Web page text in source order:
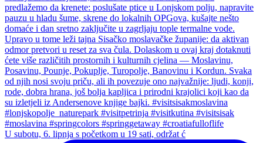
U subotu, 6. lipnja s početkom u 19 sati, održat ć